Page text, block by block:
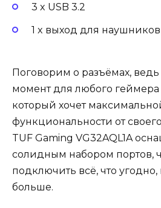
3 x USB 3.2
1 x выход для наушников
Поговорим о разъёмах,
момент для любого геймера
который хочет
функциональности от
TUF Gaming VG32AQL1A
солидным набором портов,
подключить всё, что
больше.